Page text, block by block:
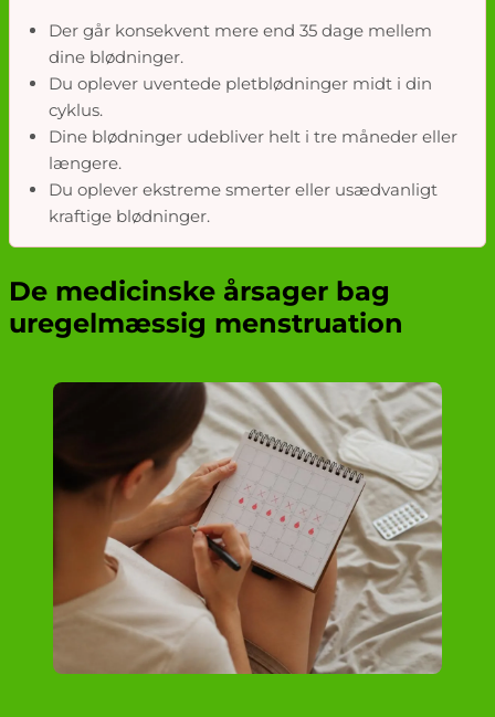
Der går konsekvent mere end 35 dage mellem
dine blødninger.
Du oplever uventede pletblødninger midt i din
cyklus.
Dine blødninger udebliver helt i tre måneder eller
længere.
Du oplever ekstreme smerter eller usædvanligt
kraftige blødninger.
De medicinske årsager bag
uregelmæssig menstruation